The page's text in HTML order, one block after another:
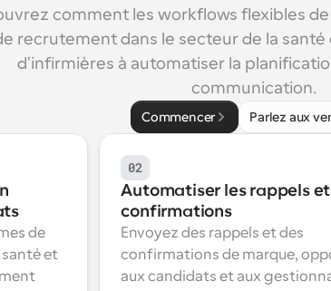
comment les workflows flexibles
recrutement dans le secteur de la
d'infirmières à automatiser la
communication.
Commencer Parlez aux
de
et
02
Automatiser les rappels
confirmations
Envoyez des rappels et des
confirmations de marque,
aux candidats et aux